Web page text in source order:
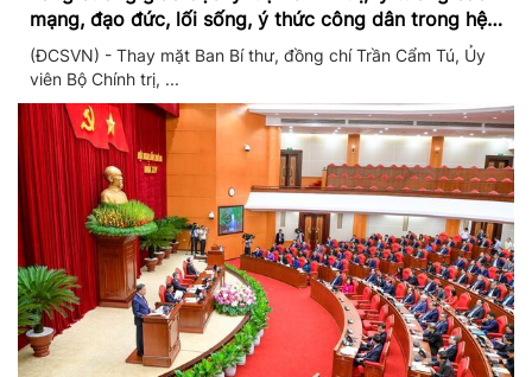
mạng, đạo đức, lối sống, ý thức công dân trong hệ
thống giáo dục quốc dân
(ĐCSVN) - Thay mặt Ban Bí thư, đồng chí Trần Cẩm Tú, Ủy
viên Bộ Chính trị, ...